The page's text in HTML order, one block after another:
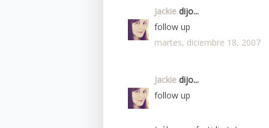
Jackie dijo...
follow up
martes, diciembre 18, 2007
Jackie dijo...
follow up